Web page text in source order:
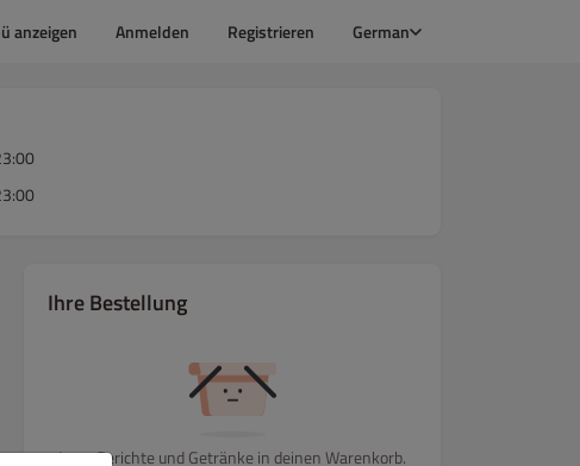
anzeigen Anmelden Registrieren German
Ihre Bestellung
Lege Gerichte und Getränke in deinen Warenkorb.